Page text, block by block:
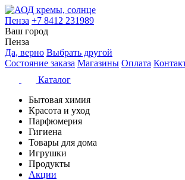
Пенза +7 8412 231989
Ваш город
Пенза
Да, верно Выбрать другой
Состояние заказа Магазины Оплата
Каталог
Бытовая химия
Красота и уход
Парфюмерия
Гигиена
Товары для дома
Игрушки
Продукты
Акции